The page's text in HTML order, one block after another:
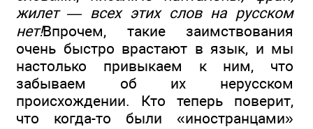
жилет — всех этих слов на русском
нет!Впрочем, такие заимствования
очень быстро врастают в язык, и мы
настолько привыкаем к ним, что
забываем об их нерусском
происхождении. Кто теперь поверит,
что когда-то были «иностранцами»